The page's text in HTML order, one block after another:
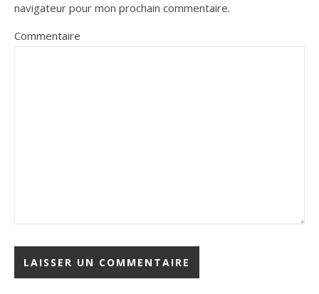
navigateur pour mon prochain commentaire.
Commentaire